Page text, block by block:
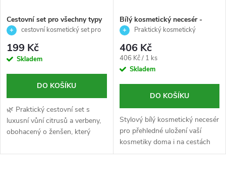
p
r
o
d
u
k
s
p
r
d
u
Cestovní set pro všechny typy
pokožky a vlasů – (sprchový
kondicionér )- Herbal -4 × 37
ml)
cestovní kosmetický set pro
37 ml
199 Kč
Skladem
DO KOŠÍKU
🌿 Praktický cestovní set s
luxusní vůní citrusů a verbeny,
obohacený o ženšen, který
svěžest, energii a potřebnou
Bílý kosmetický necesér -
Germaine de Capuccini
Praktický kosmetický
406 Kč
Měrná
cena:
406 Kč / 1 ks
Skladem
DO KOŠÍKU
Stylový bílý kosmetický necesér
pro přehledné uložení vaší
kosmetiky doma i na cestách